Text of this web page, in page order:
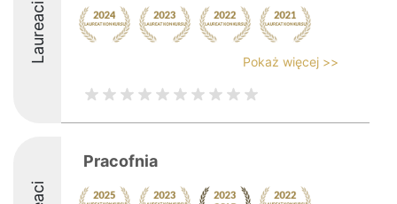
Laureaci Pokaż więcej >>
Pracofnia